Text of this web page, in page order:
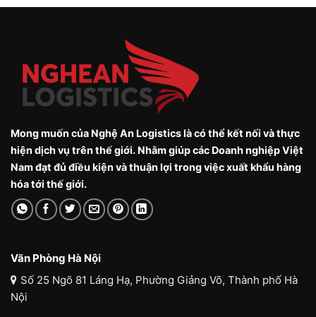
Mong muốn của Nghệ An Logistics là có thể kết nối và thực
hiện dịch vụ trên thế giới. Nhằm giúp các Doanh nghiệp Việt
Nam đạt đủ điều kiện và thuận lợi trong việc xuất khẩu hàng
hóa tới thế giới.
Văn Phòng Hà Nội
Số 25 Ngõ 81 Láng Hạ, Phường Giảng Võ, Thành phố Hà
Nội